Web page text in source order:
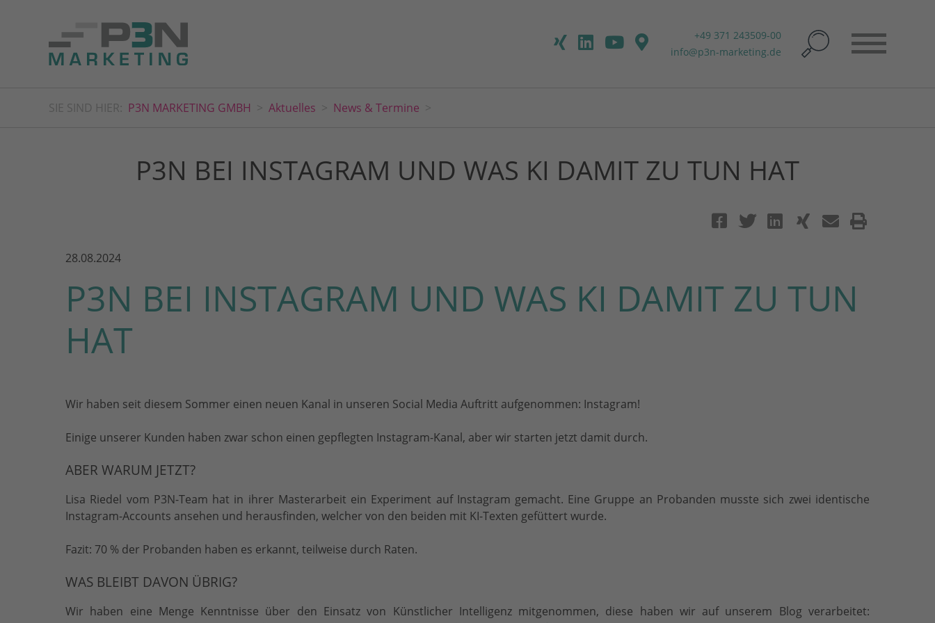
+49 371 243509-00
info@p3n-marketing.de
SIE SIND HIER: P3N MARKETING GMBH Aktuelles News & Termine
P3N BEI INSTAGRAM UND WAS KI DAMIT ZU TUN HAT
28.08.2024
P3N BEI INSTAGRAM UND WAS KI DAMIT ZU TUN
HAT
Wir haben seit diesem Sommer einen neuen Kanal in unseren Social Media Auftritt aufgenommen: Instagram!
Einige unserer Kunden haben zwar schon einen gepflegten Instagram-Kanal, aber wir starten jetzt damit durch.
ABER WARUM JETZT?
Lisa Riedel vom P3N-Team hat in ihrer Masterarbeit ein Experiment auf Instagram gemacht. Eine Gruppe an Probanden musste sich zwei identische
Instagram-Accounts ansehen und herausfinden, welcher von den beiden mit KI-Texten gefüttert wurde.
Fazit: 70 % der Probanden haben es erkannt, teilweise durch Raten.
WAS BLEIBT DAVON ÜBRIG?
Wir haben eine Menge Kenntnisse über den Einsatz von Künstlicher Intelligenz mitgenommen, diese haben wir auf unserem Blog verarbeitet: